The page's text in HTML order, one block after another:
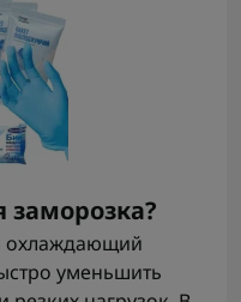
заморозка?
охлаждающий
уменьшить